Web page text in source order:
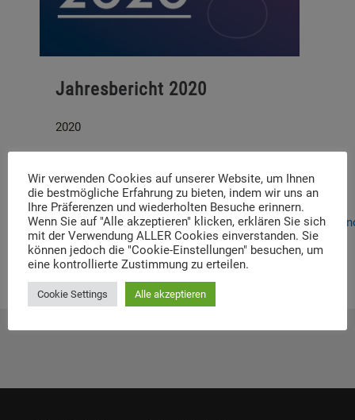
Jahresbericht 2020
2020
Link:https://mmsz-
dachau.de/pdfviewer/jahresbericht-2020/?
Wir verwenden Cookies auf unserer Website, um Ihnen
die bestmögliche Erfahrung zu bieten, indem wir uns an
Ihre Präferenzen und wiederholten Besuche erinnern.
Wenn Sie auf "Alle akzeptieren" klicken, erklären Sie sich
mit der Verwendung ALLER Cookies einverstanden. Sie
können jedoch die "Cookie-Einstellungen" besuchen, um
eine kontrollierte Zustimmung zu erteilen.
Cookie Settings Alle akzeptieren